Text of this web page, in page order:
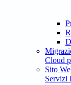
Cloud
Sito
Servizi